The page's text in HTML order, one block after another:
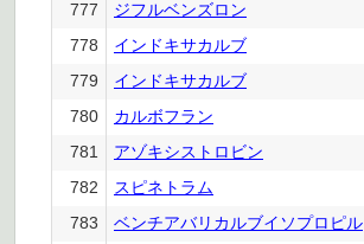
777
ジフルベンズロン
778
インドキサカルブ
779
インドキサカルブ
780
カルボフラン
781
アゾキシストロビン
782
スピネトラム
783
ベンチアバリカルブイソプロピル